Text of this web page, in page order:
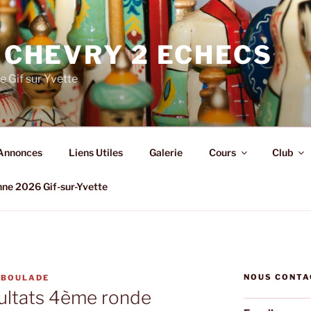
2 ECHECS
Gif sur Yvette
Liens Utiles Galerie Cours Club
2026 Gif-sur-Yvette
4ème ronde
NOUS